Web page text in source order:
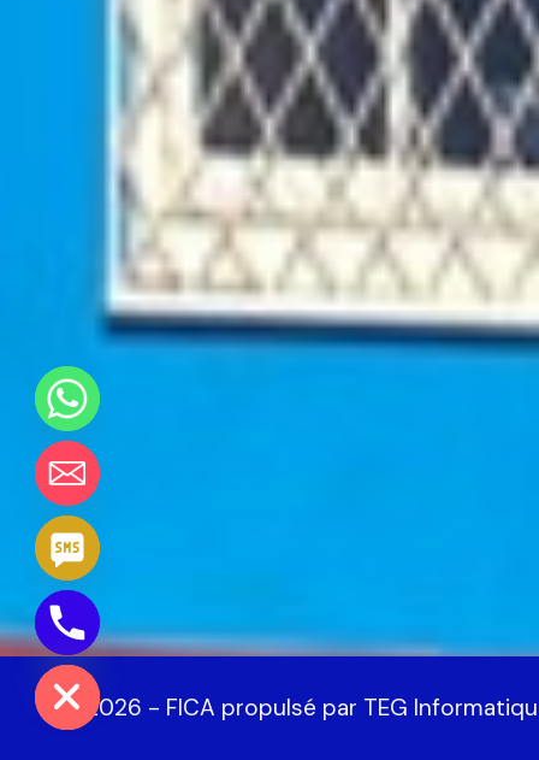
© 2026 - FICA propulsé par TEG
Hide
Chaty